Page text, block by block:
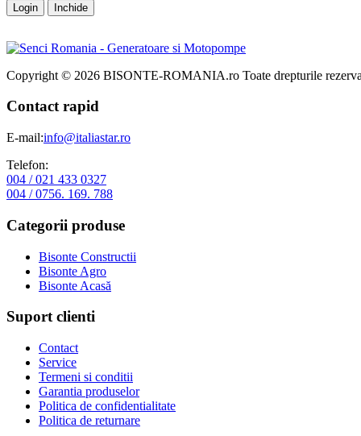
Login Inchide
Copyright © 2026 BISONTE-ROMANIA.ro Toate drepturile
Contact rapid
E-mail:info@italiastar.ro
Telefon:
004 / 021 433 0327
004 / 0756. 169. 788
Categorii produse
Bisonte Constructii
Bisonte Agro
Bisonte Acasă
Suport clienti
Contact
Service
Termeni si conditii
Garantia produselor
Politica de confidentialitate
Politica de returnare